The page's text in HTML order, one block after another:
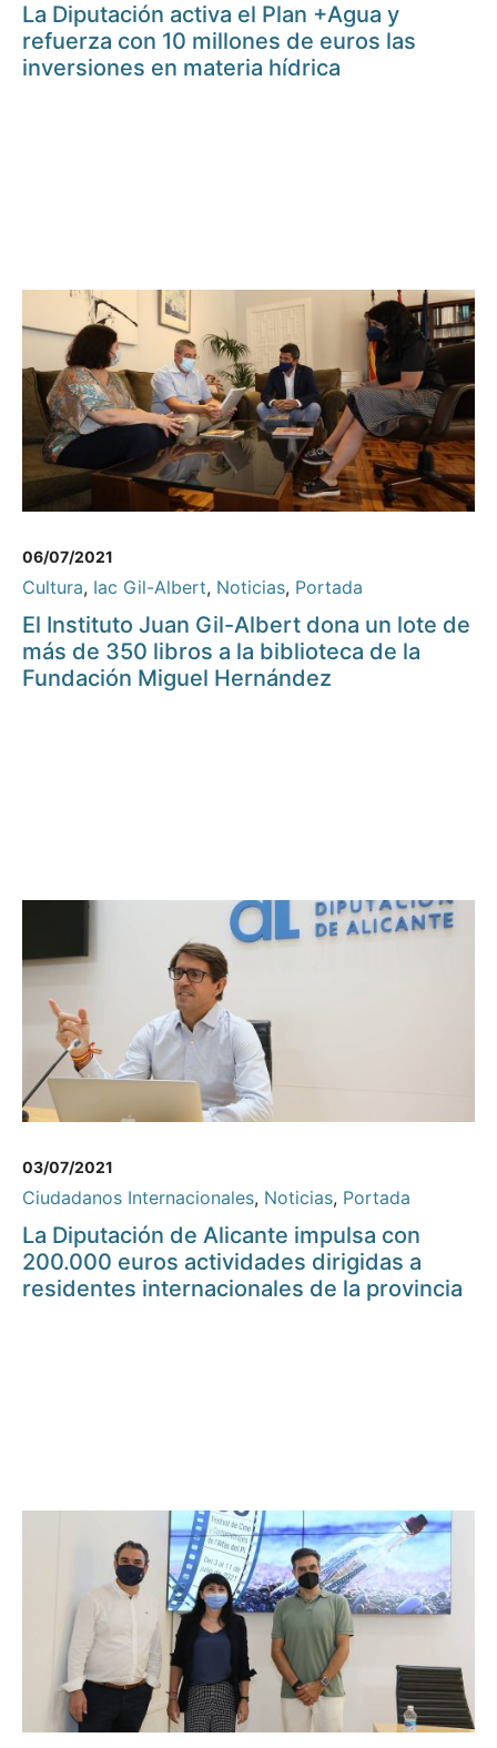
La Diputación activa el Plan +Agua y
refuerza con 10 millones de euros las
inversiones en materia hídrica
06/07/2021
Cultura, Iac Gil-Albert, Noticias, Portada
El Instituto Juan Gil-Albert dona un lote de
más de 350 libros a la biblioteca de la
Fundación Miguel Hernández
03/07/2021
Ciudadanos Internacionales, Noticias, Portada
La Diputación de Alicante impulsa con
200.000 euros actividades dirigidas a
residentes internacionales de la provincia